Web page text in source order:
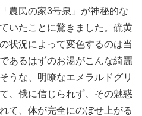
農民の家3号泉」が神秘的な
いたことに驚きました。硫黄
状況によって変色するのは当
あるはずのお湯がこんな綺麗
うな、明瞭なエメラルドグリ
、俄に信じられず、その魅惑
て、体が完全にのぼせ上がる